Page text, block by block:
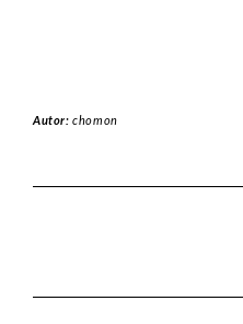
Autor:chomon